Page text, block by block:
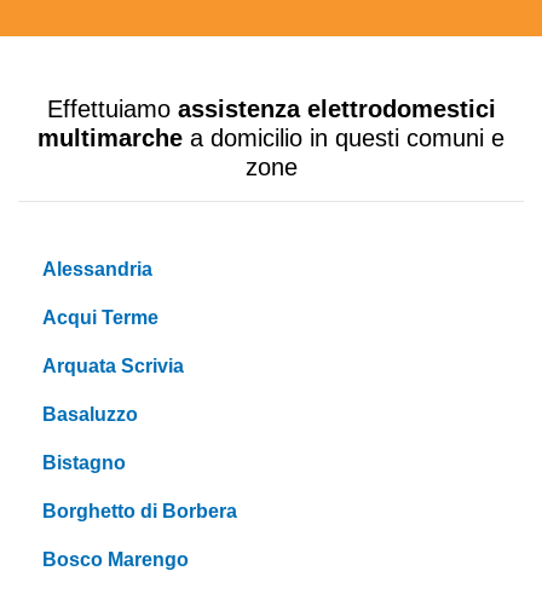
Effettuiamo assistenza elettrodomestici
multimarche a domicilio in questi comuni e
zone
Alessandria
Acqui Terme
Arquata Scrivia
Basaluzzo
Bistagno
Borghetto di Borbera
Bosco Marengo